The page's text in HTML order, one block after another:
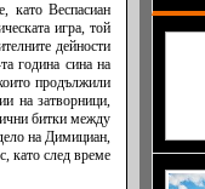
като Веспасиан
игра, той
дейности
година сина на
продължили
на затворници,
битки между
на Димициан,
като след време